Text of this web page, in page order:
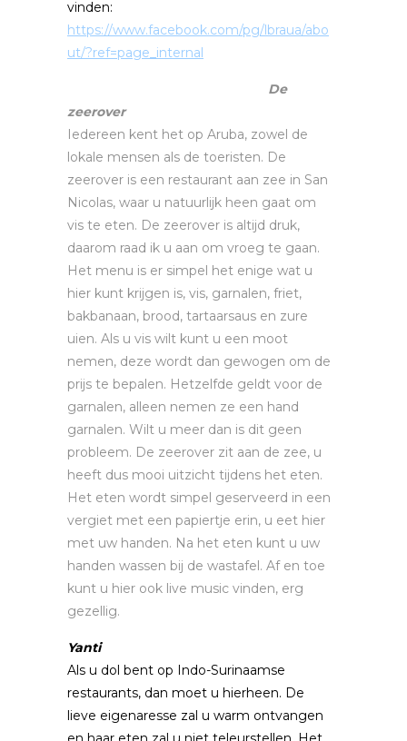
vinden:
https://www.facebook.com/pg/lbraua/abo
ut/?ref=page_internal
De
zeerover
Iedereen kent het op Aruba, zowel de
lokale mensen als de toeristen. De
zeerover is een restaurant aan zee in San
Nicolas, waar u natuurlijk heen gaat om
vis te eten. De zeerover is altijd druk,
daarom raad ik u aan om vroeg te gaan.
Het menu is er simpel het enige wat u
hier kunt krijgen is, vis, garnalen, friet,
bakbanaan, brood, tartaarsaus en zure
uien. Als u vis wilt kunt u een moot
nemen, deze wordt dan gewogen om de
prijs te bepalen. Hetzelfde geldt voor de
garnalen, alleen nemen ze een hand
garnalen. Wilt u meer dan is dit geen
probleem. De zeerover zit aan de zee, u
heeft dus mooi uitzicht tijdens het eten.
Het eten wordt simpel geserveerd in een
vergiet met een papiertje erin, u eet hier
met uw handen. Na het eten kunt u uw
handen wassen bij de wastafel. Af en toe
kunt u hier ook live music vinden, erg
gezellig.
Yanti
Als u dol bent op Indo-Surinaamse
restaurants, dan moet u hierheen. De
lieve eigenaresse zal u warm ontvangen